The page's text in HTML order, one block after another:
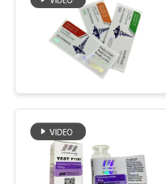
NIEUWS
GEVALLEN
SITEMAP
10mL